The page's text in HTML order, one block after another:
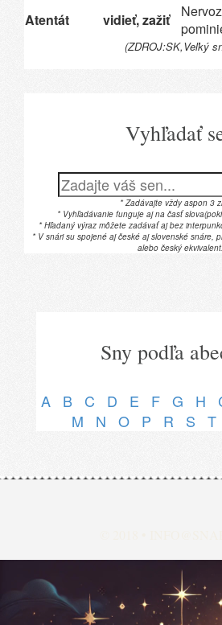
Atentát vidieť, zažiť
(ZDROJ:SK,Veľký
Vyhľadať
* Zadávajte vždy aspon 3
* Vyhľadávanie funguje aj na časť
* Hľadaný výraz môžete zadávať aj bez
* V snári su spojené aj české aj slovenské snáre,
alebo český ekvivalent.
Sny podľa
A B C D E F G H
M
N O P R S T